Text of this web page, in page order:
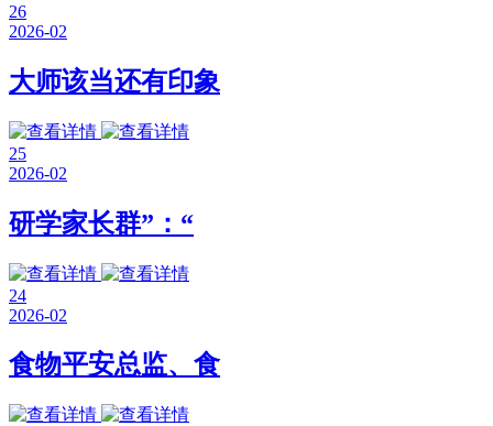
26
2026-02
大师该当还有印象
25
2026-02
研学家长群”：“
24
2026-02
食物平安总监、食